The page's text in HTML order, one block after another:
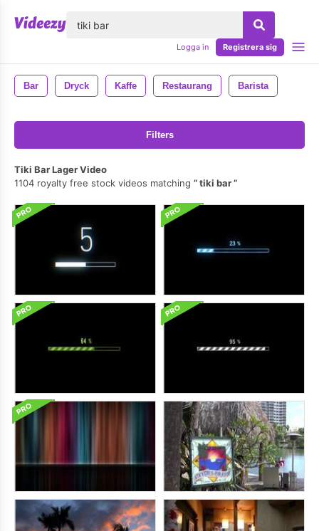
Logga in Registrera sig
Bar Dryck Kaffe Restaurang Barista
Filters
Tiki Bar Lager Video
1104 royalty free stock videos matching
tiki bar